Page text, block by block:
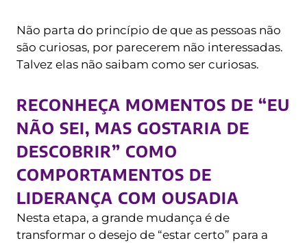
Não parta do princípio de que as pessoas não
são curiosas, por parecerem não interessadas.
Talvez elas não saibam como ser curiosas.
RECONHEÇA MOMENTOS DE “EU
NÃO SEI, MAS GOSTARIA DE
DESCOBRIR” COMO
COMPORTAMENTOS DE
LIDERANÇA COM OUSADIA
Nesta etapa, a grande mudança é de
transformar o desejo de “estar certo” para a